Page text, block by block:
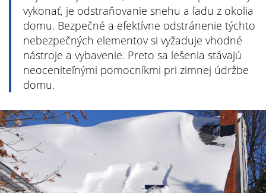
vykonať, je odstraňovanie snehu a ľadu z okolia
domu. Bezpečné a efektívne odstránenie týchto
nebezpečných elementov si vyžaduje vhodné
nástroje a vybavenie. Preto sa lešenia stávajú
neoceniteľnými pomocníkmi pri zimnej údržbe
domu.